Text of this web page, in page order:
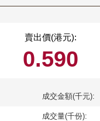
賣出價(港元):
0.590
成交金額(千元):
成交量(千份):